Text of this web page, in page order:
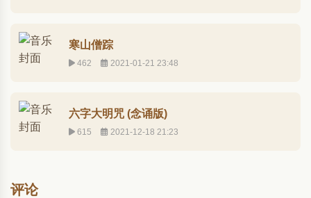
寒山僧踪
462 2021-01-21 23:48
六字大明咒 (念诵版)
615 2021-12-18 21:23
评论